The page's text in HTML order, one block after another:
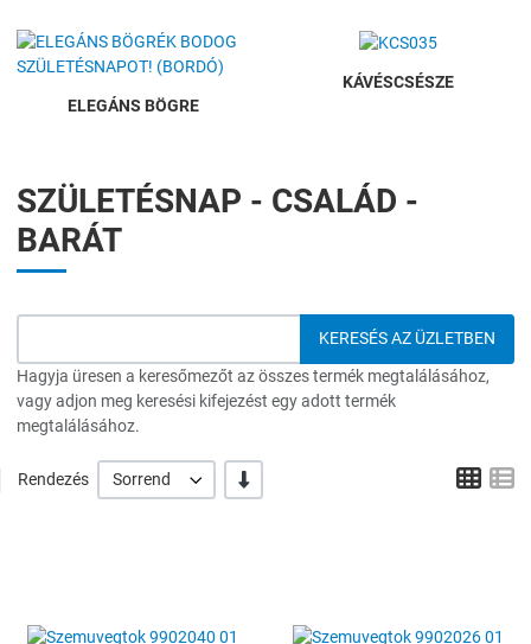
ELEGÁNS BÖGRE
KÁVÉSCSÉSZE
SZÜLETÉSNAP - CSALÁD -
BARÁT
Hagyja üresen a keresőmezőt az összes termék megtalálásához,
vagy adjon meg keresési kifejezést egy adott termék
megtalálásához.
Rendezés Sorrend -/+ Grid
Összehasonlítás